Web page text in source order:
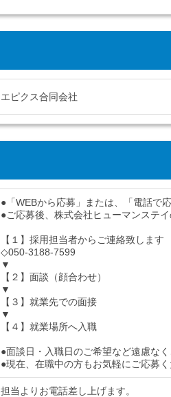
エピクス合同会社
●「WEBから応募」または、「電話で
●ご応募後、株式会社ヒューマンステ
【１】採用担当者からご連絡致します
◇050-3188-7599
▼
【２】面談（顔合わせ）
▼
【３】就業先での面接
▼
【４】就業場所へ入職
●面談日・入職日のご希望など遠慮な
●現在、在職中の方もお気軽にご応募
担当よりお電話差し上げます。